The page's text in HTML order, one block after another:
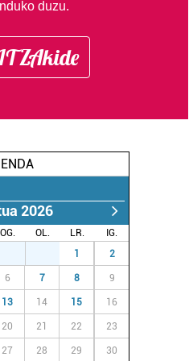
duzu.
2026
OG. OL. LR.
IG.
1 2
6 7 8 9
13 14 15 16
20 21 22 23
27 28 29 30